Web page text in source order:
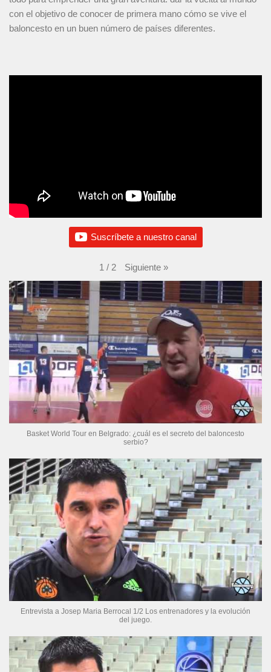
con el objetivo de conocer de primera mano cómo se vive el
baloncesto en un buen número de países diferentes.
Suscríbete a nuestro canal
1 / 2 Siguiente »
Basket World Tour en Belgrado: ¿cuál es el secreto del baloncesto
serbio?
Entrevista a Josep Maria Berrocal 1/2 Los entrenadores y la evolución
del juego.